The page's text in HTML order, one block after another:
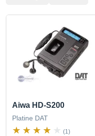
Aiwa HD-S200
Platine DAT
(1)